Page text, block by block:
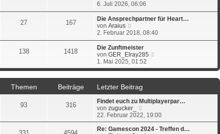
t
r
u
e
t
t
r
g
6. Juli 2026, 06:06
27 167
Die Ansprechpartner für Heart…
von Araius
e
u
e
s
t
e
e
i
t
r
a
g
2. Februar 2018, 08:40
138 1418
Die Zunftmeister
von GER_Elray285
u
e
r
e
i
t
1. Mai 2025, 01:52
Themen Beiträge
Letzter Beitrag
93 316
Findet euch zu Multiplayerpar…
von zugucker_
e
u
e
22. Februar 2022, 19:00
Re: Gamescon 2024 - Treffen d…